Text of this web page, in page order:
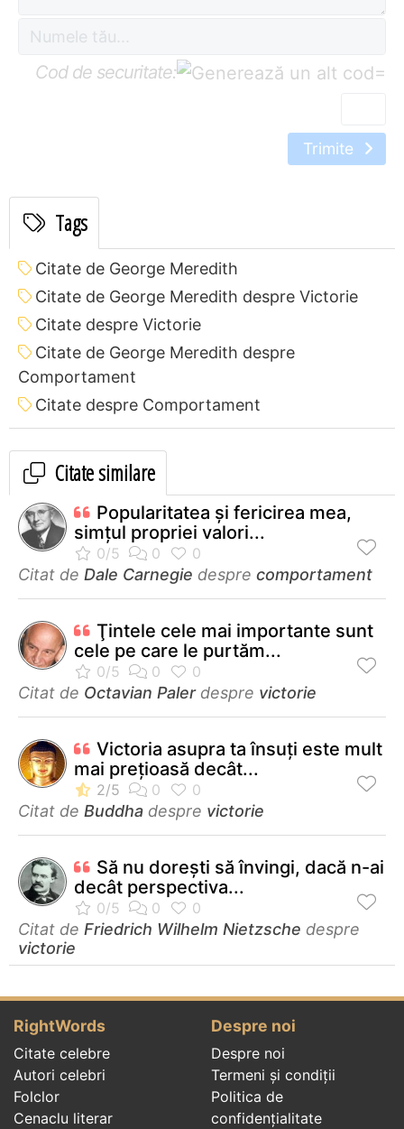
Cod de securitate: =
Trimite
Tags
Citate de George Meredith
Citate de George Meredith despre Victorie
Citate despre Victorie
Citate de George Meredith despre
Comportament
Citate despre Comportament
Citate similare
Popularitatea şi fericirea mea,
simţul propriei valori...
Citat de Dale Carnegie despre comportament
Ţintele cele mai importante sunt
cele pe care le purtăm...
Citat de Octavian Palerdespre victorie
Victoria asupra ta însuţi este mult
mai preţioasă decât...
Citat de Buddha despre victorie
Să nu doreşti să învingi, dacă n-ai
decât perspectiva...
Citat de Friedrich Wilhelm Nietzsche despre
victorie
RightWords
Citate celebre
Autori celebri
Folclor
Cenaclu literar
Despre noi
Despre noi
Termeni și condiții
Politica de
confidenţialitate